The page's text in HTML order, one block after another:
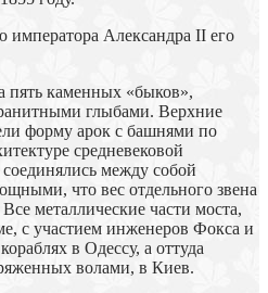
Александра ІІ его
пять каменных «быков»,
глыбами. Верхние
форму арок с башнями по
средневековой
между собой
что вес отдельного звена
металлические части моста,
с участием инженеров Фокса и
в Одессу, а оттуда
волами, в Киев.